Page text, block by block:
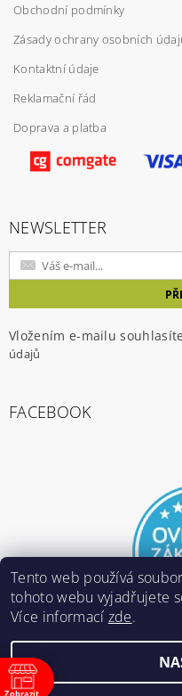
Vložením hodnocení
ochrany osobních údajů
Obchodní podmínky
Zásady ochrany osobních
Kontaktní údaje
Reklamační řád
Doprava a platba
NEWSLETTER
Vložením e-mailu
údajů
FACEBOOK
E-
Tento web používá
tohoto webu vyjadřujete
Více informací zde.